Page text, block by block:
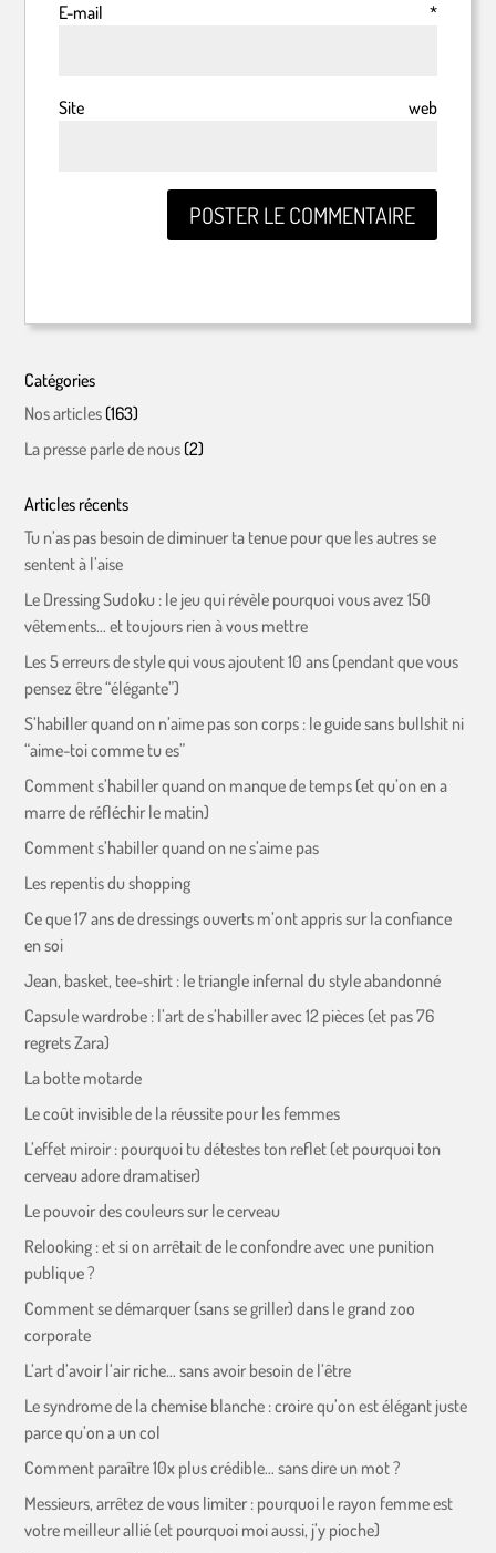
E-mail *
Site web
Catégories
Nos articles (163)
La presse parle de nous (2)
Articles récents
Tu n’as pas besoin de diminuer ta tenue pour que les autres se
sentent à l’aise
Le Dressing Sudoku : le jeu qui révèle pourquoi vous avez 150
vêtements… et toujours rien à vous mettre
Les 5 erreurs de style qui vous ajoutent 10 ans (pendant que vous
pensez être “élégante”)
S’habiller quand on n’aime pas son corps : le guide sans bullshit ni
“aime-toi comme tu es”
Comment s’habiller quand on manque de temps (et qu’on en a
marre de réfléchir le matin)
Comment s’habiller quand on ne s’aime pas
Les repentis du shopping
Ce que 17 ans de dressings ouverts m’ont appris sur la confiance
en soi
Jean, basket, tee-shirt : le triangle infernal du style abandonné
Capsule wardrobe : l’art de s’habiller avec 12 pièces (et pas 76
regrets Zara)
La botte motarde
Le coût invisible de la réussite pour les femmes
L’effet miroir : pourquoi tu détestes ton reflet (et pourquoi ton
cerveau adore dramatiser)
Le pouvoir des couleurs sur le cerveau
Relooking : et si on arrêtait de le confondre avec une punition
publique ?
Comment se démarquer (sans se griller) dans le grand zoo
corporate
L’art d’avoir l’air riche… sans avoir besoin de l’être
Le syndrome de la chemise blanche : croire qu’on est élégant juste
parce qu’on a un col
Comment paraître 10x plus crédible… sans dire un mot ?
Messieurs, arrêtez de vous limiter : pourquoi le rayon femme est
votre meilleur allié (et pourquoi moi aussi, j’y pioche)